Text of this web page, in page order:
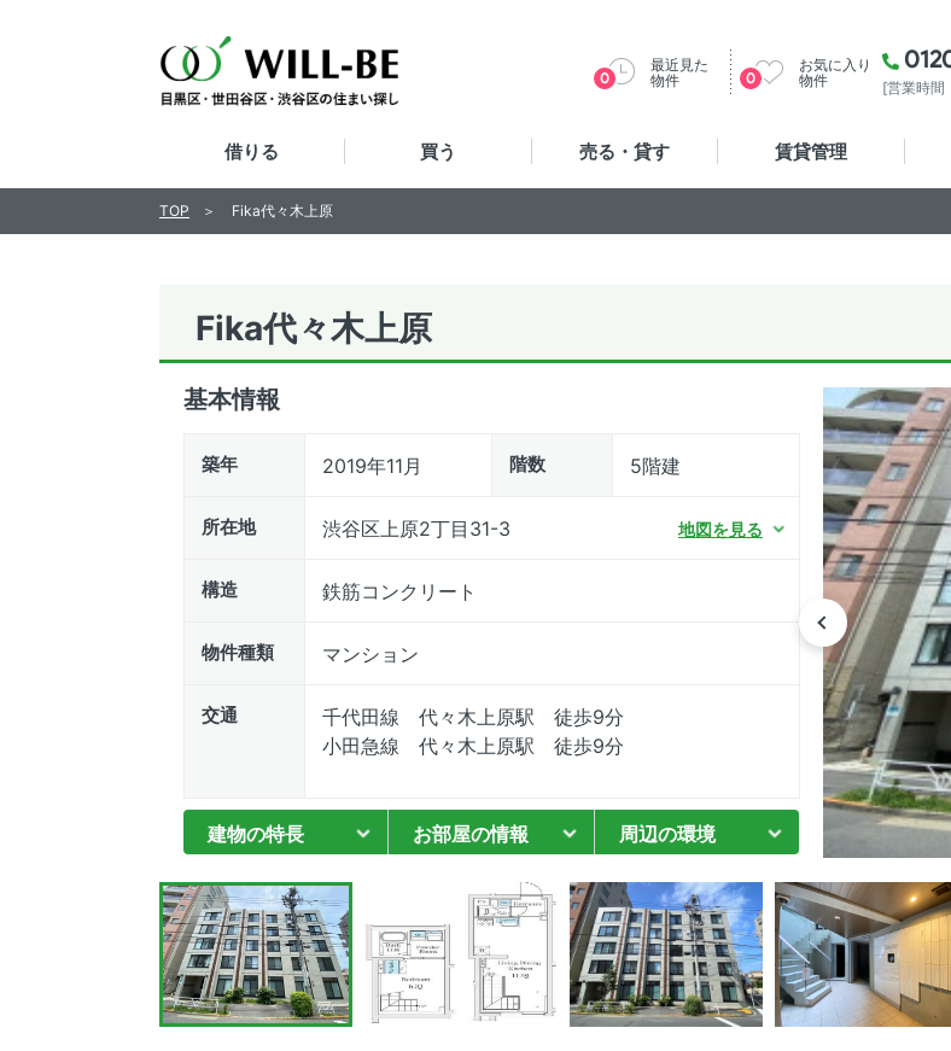
[営業時間
最近見た
物件
0
お気に入り
物件
0
借りる 買う 売る・貸す 賃貸管理
Fika代々木上原
基本情報
築年 2019年11月 階数 5階建
所在地 渋谷区上原2丁目31-3 地図を見る
構造 鉄筋コンクリート
物件種類 マンション
交通
千代田線 代々木上原駅 徒歩9分
小田急線 代々木上原駅 徒歩9分
建物の特長 お部屋の情報 周辺の環境
TOP Fika代々木上原